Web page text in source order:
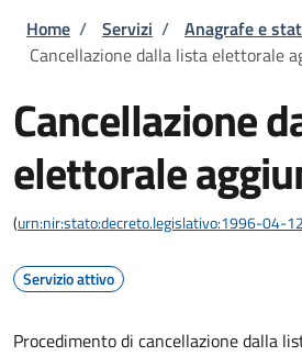
Briciole di pane
Home / Servizi / Anagrafe e
Cancellazione dalla lista elettorale
Cancellazione
elettorale
(urn:nir:stato:decreto.legislativo:1996-04-
Servizio attivo
Procedimento di cancellazione dalla